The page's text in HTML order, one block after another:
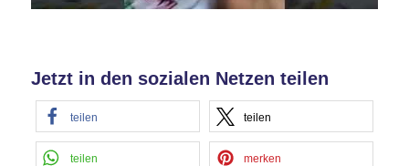
Mehr Informationen
powered byUsercentrics Consent
Management Platform
Jetzt in den sozialen Netzen teilen
teilen teilen
teilen merken